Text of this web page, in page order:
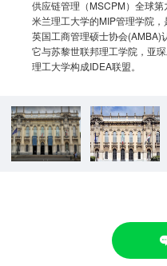
供应链管理（MSCPM）全球第
米兰理工大学的MIP管理学院
英国工商管理硕士协会(AMBA)
它与苏黎世联邦理工学院，亚
理工大学构成IDEA联盟。